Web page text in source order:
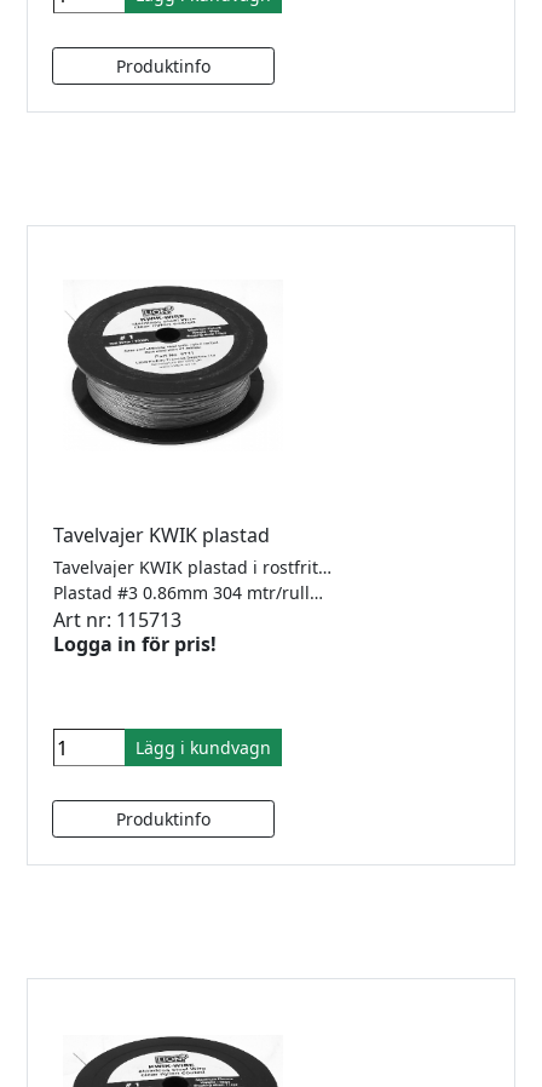
Tavelvajer KWIK plastad
Tavelvajer KWIK plastad i rostfritt stål för låsfärla.
Plastad #3 0.86mm 304 mtr/rulle Klarar 10kg
Art nr: 115713
Logga in för pris!
Lägg i kundvagn